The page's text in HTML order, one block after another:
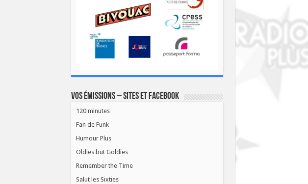
Vos émissions – Sites et Facebook
120 minutes
Fan de Funk
Humour Plus
Oldies but Goldies
Remember the Time
Salut les Sixties